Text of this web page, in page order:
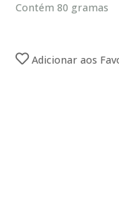
Contém 80 gramas
Adicionar aos